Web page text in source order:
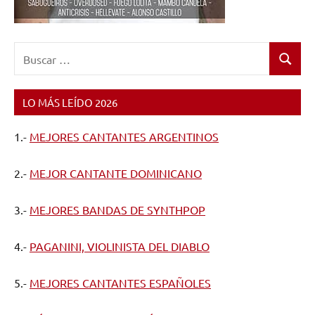
Buscar
LO MÁS LEÍDO 2026
1.- MEJORES CANTANTES ARGENTINOS
2.- MEJOR CANTANTE DOMINICANO
3.- MEJORES BANDAS DE SYNTHPOP
4.- PAGANINI, VIOLINISTA DEL DIABLO
5.- MEJORES CANTANTES ESPAÑOLES